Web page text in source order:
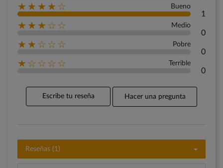
★★★★☆ Bueno
1
★★★☆☆ Medio
0
★★☆☆☆ Pobre
0
★☆☆☆☆ Terrible
0
Escribe tu reseña Hacer una pregunta
Reseñas (1)